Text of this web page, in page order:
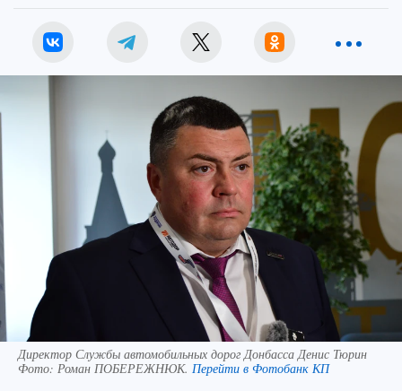
Директор Службы автомобильных дорог Донбасса Денис Тюрин
Фото: Роман ПОБЕРЕЖНЮК. Перейти в Фотобанк КП